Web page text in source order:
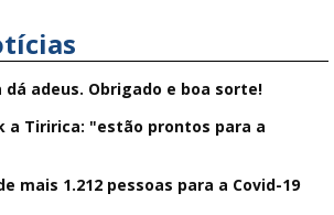
dá adeus. Obrigado e boa sorte!
a Tiririca: "estão prontos para a
mais 1.212 pessoas para a Covid-19